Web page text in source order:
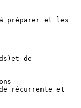
préparer et les
de
récurrente et